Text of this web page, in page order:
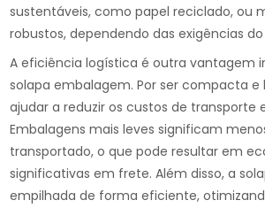
sustentáveis, como papel reciclado, ou
robustos, dependendo das exigências
A eficiência logística é outra vantagem
solapa embalagem. Por ser compacta e
ajudar a reduzir os custos de transporte
Embalagens mais leves significam
transportado, o que pode resultar em
significativas em frete. Além disso, a
empilhada de forma eficiente,